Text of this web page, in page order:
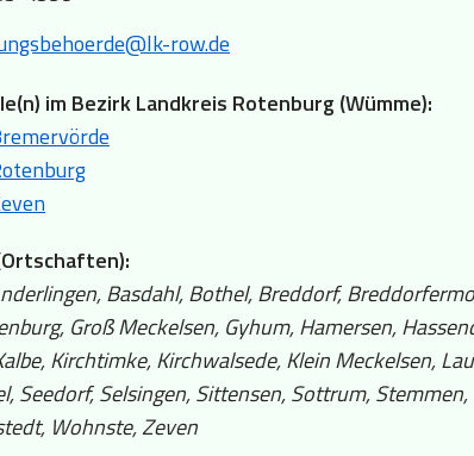
row.de
im Bezirk Landkreis Rotenburg (Wümme):
Basdahl, Bothel, Breddorf,
Groß Meckelsen, Gyhum, Hamersen,
Kirchtimke, Kirchwalsede, Klein Meckelsen,
Seedorf, Selsingen, Sittensen, Sottrum,
Wohnste, Zeven